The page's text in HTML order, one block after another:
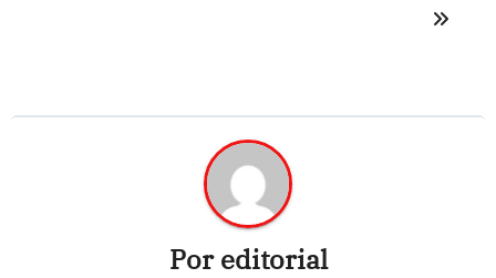
Poreditorial